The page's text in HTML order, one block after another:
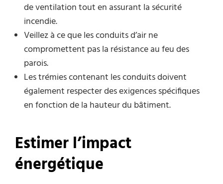
de ventilation tout en assurant la sécurité
incendie.
Veillez à ce que les conduits d’air ne
compromettent pas la résistance au feu des
parois.
Les trémies contenant les conduits doivent
également respecter des exigences spécifiques
en fonction de la hauteur du bâtiment.
Estimer l’impact
énergétique